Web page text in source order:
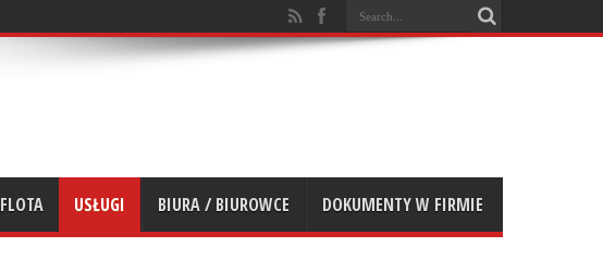
FLOTA USŁUGI BIURA / BIUROWCE DOKUMENTY W FIRMIE